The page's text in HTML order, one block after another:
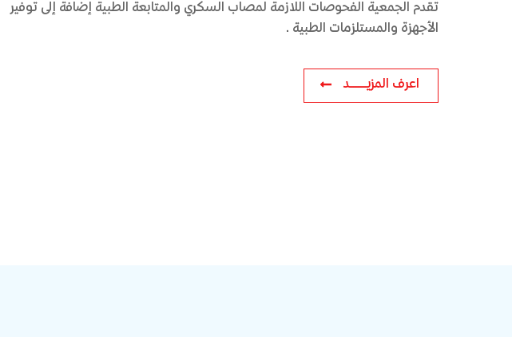
تقدم الجمعية الفحوصات اللازمة لمصاب السكري والمتابعة الطبية إضافة إلى توفير
الأجهزة والمستلزمات الطبية.
اعرف المزيـــــــد